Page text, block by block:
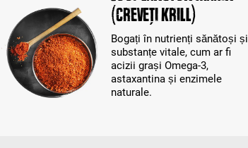
(creveți krill)
Bogați în nutrienți sănătoși și
substanțe vitale, cum ar fi
acizii grași Omega-3,
astaxantina și enzimele
naturale.